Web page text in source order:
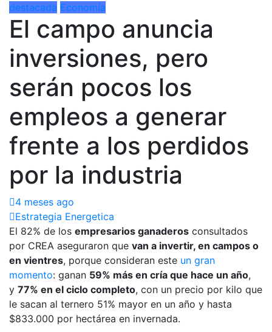
destacada Economía
El campo anuncia
inversiones, pero
serán pocos los
empleos a generar
frente a los perdidos
por la industria
4 meses ago
Estrategia Energetica
El 82% de los empresarios ganaderos consultados
por CREA aseguraron que van a invertir, en campos o
en vientres, porque consideran este un gran
momento: ganan 59% más en cría que hace un año,
y 77% en el ciclo completo, con un precio por kilo que
le sacan al ternero 51% mayor en un año y hasta
$833.000 por hectárea en invernada.